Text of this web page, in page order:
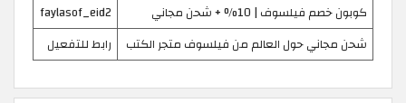
كوبون خصم فيلسوف | 10% + شحن مجاني
faylasof_eid2
شحن مجاني حول العالم من فيلسوف متجر الكتب
رابط للتفعيل